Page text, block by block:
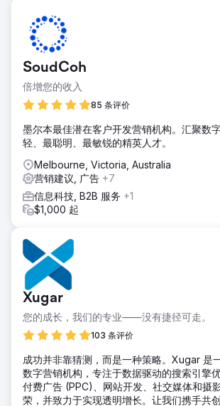
SoudCoh
倍增您的收入
85 条评价
墨尔本最佳潜在客户开发营销机构。汇聚数
轻、最聪明、最敏锐的精英人才。
Melbourne, Victoria, Australia
营销建议, 广告 +7
信息科技, B2B 服务 +1
$1,000 起
Xugar
您的成长，我们的专业——没有捷径可走。
103 条评价
成功并非靠猜测，而是一种策略。Xugar 是
数字营销机构，专注于数据驱动的搜索引擎
付费广告 (PPC)、网站开发、社交媒体和摄
荣，并致力于实现透明增长。让我们携手共创